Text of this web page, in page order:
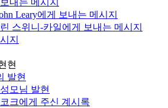
Leary에게 보내는 메시지
스위니-카일에게 보내는 메시지
지
현
발현
모님 발현
크에게 주신 계시록